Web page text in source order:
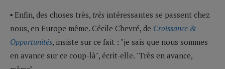
▪ Enfin, des choses très, très intéressantes se passent chez
nous, en Europe même. Cécile Chevré, de Croissance &
Opportunités, insiste sur ce fait : "je sais que nous sommes
en avance sur ce coup-là", écrit-elle. "Très en avance,